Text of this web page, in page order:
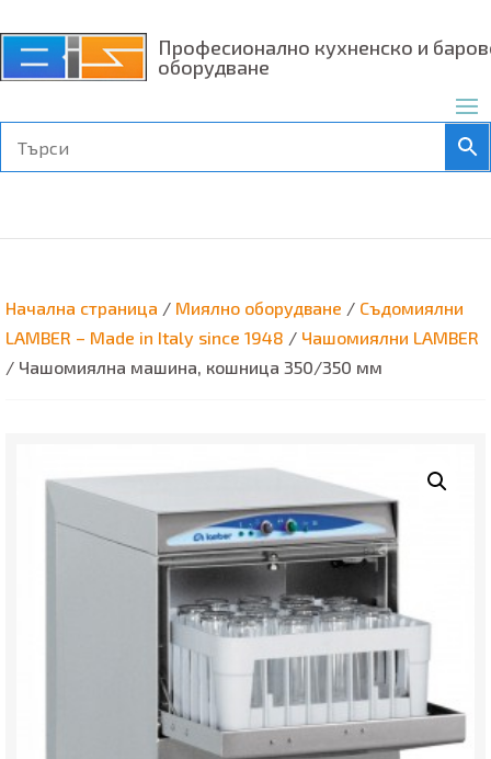
Професионално кухненско и
оборудване
Начална страница / Миялно оборудване / Съдомиялни
LAMBER – Made in Italy since 1948 / Чашомиялни LAMBER
/ Чашомиялна машина, кошница 350/350 мм